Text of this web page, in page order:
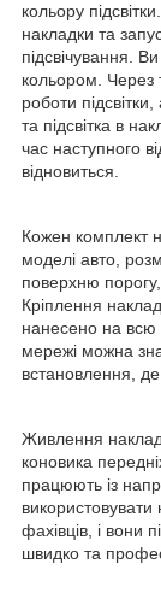
кольору
накладки та
підсвічування.
кольором. Через
роботи
та підсвітка в
час наступного
відновиться.
Кожен комплект
моделі авто,
поверхню
Кріплення
нанесено на всю
мережі можна
встановлення, де
Живлення
коновика
працюють із
фахівців, і вони
швидко та